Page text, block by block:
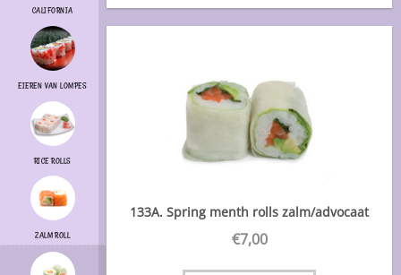
CALIFORNIA
EIEREN VAN LOMPES
RICE ROLLS
ZALM ROLL
133A. Spring menth rolls zalm/advocaat
€7,00